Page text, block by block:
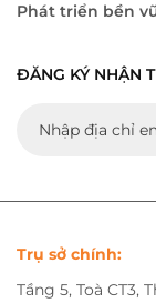
Phát triển bền
ĐĂNG KÝ NHẬN
Trụ sở chính:
Tầng 5, Toà CT3,